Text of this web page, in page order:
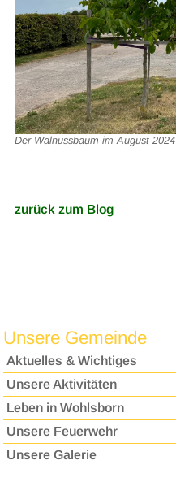
Der Walnussbaum im August 2024
zurück zum Blog
Unsere Gemeinde
Aktuelles & Wichtiges
Unsere Aktivitäten
Leben in Wohlsborn
Unsere Feuerwehr
Unsere Galerie